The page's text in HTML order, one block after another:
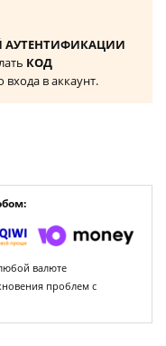
АУТЕНТИФИКАЦИИ
КОД
в аккаунт.
валюте
проблем с